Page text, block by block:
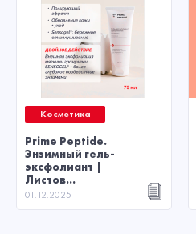
Косметика
Prime Peptide.
Энзимный гель-
эксфолиант |
Листов...
01.12.2025